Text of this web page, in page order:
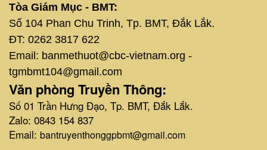
Tòa Giám Mục - BMT:
Số 104 Phan Chu Trinh, Tp. BMT, Đắk Lắk.
ĐT: 0262 3817 622
Email: banmethuot@cbc-vietnam.org -
tgmbmt104@gmail.com
Văn phòng Truyền Thông:
Số 01 Trần Hưng Đạo, Tp. BMT, Đắk Lắk.
Zalo: 0843 154 837
Email: bantruyenthonggpbmt@gmail.com